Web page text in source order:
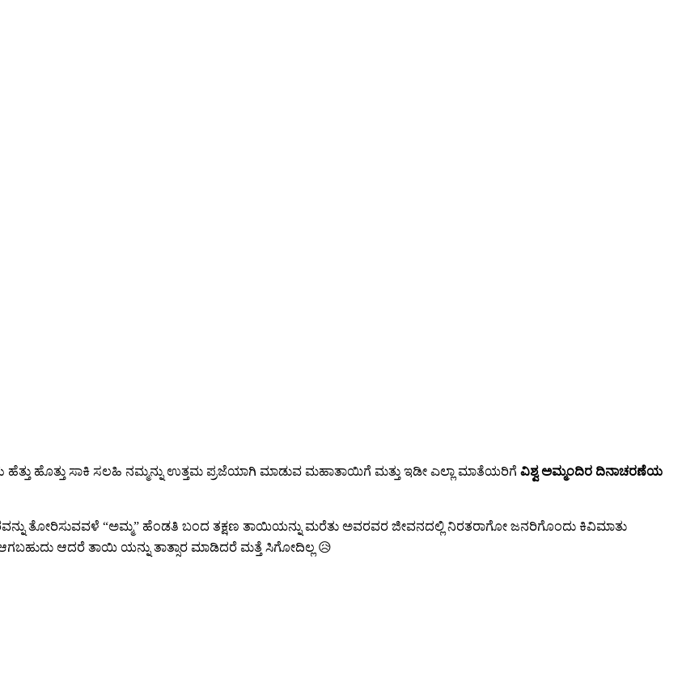
ಹೆತ್ತು ಹೊತ್ತು ಸಾಕಿ ಸಲಹಿ ನಮ್ಮನ್ನು ಉತ್ತಮ ಪ್ರಜೆಯಾಗಿ ಮಾಡುವ ಮಹಾತಾಯಿಗೆ ಮತ್ತು ಇಡೀ ಎಲ್ಲಾ ಮಾತೆಯರಿಗೆ ವಿಶ್ವ ಅಮ್ಮಂದಿರ ದಿನಾಚರಣೆಯ
ತೋರಿಸುವವಳೆ “ಅಮ್ಮ” ಹೆಂಡತಿ ಬಂದ ತಕ್ಷಣ ತಾಯಿಯನ್ನು ಮರೆತು ಅವರವರ ಜೀವನದಲ್ಲಿ ನಿರತರಾಗೋ ಜನರಿಗೊಂದು ಕಿವಿಮಾತು
ಆದರೆ ತಾಯಿ ಯನ್ನು ತಾತ್ಸಾರ ಮಾಡಿದರೆ ಮತ್ತೆ ಸಿಗೋದಿಲ್ಲ 😥